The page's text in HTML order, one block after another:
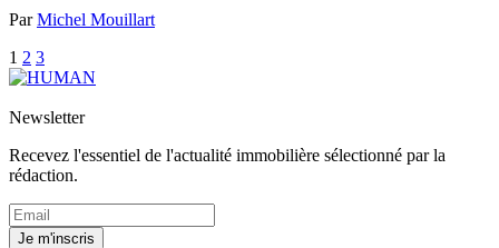
ParMichel Mouillart
1 2 3
Newsletter
Recevez l'essentiel de l'actualité immobilière sélectionné par la
rédaction.
Je m'inscris